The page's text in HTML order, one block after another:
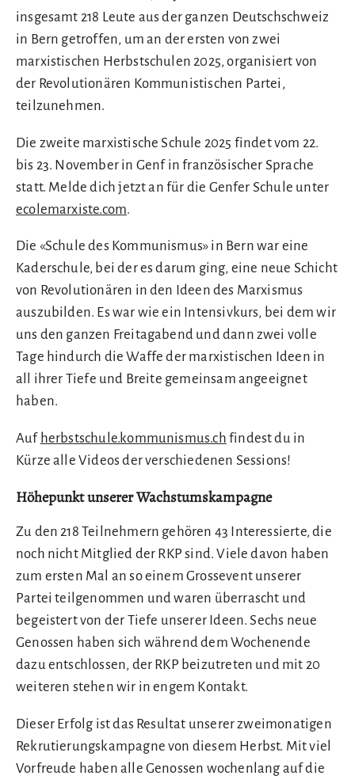
insgesamt 218 Leute aus der ganzen Deutschschweiz
in Bern getroffen, um an der ersten von zwei
marxistischen Herbstschulen 2025, organisiert von
der Revolutionären Kommunistischen Partei,
teilzunehmen.
Die zweite marxistische Schule 2025 findet vom 22.
bis 23. November in Genf in französischer Sprache
statt. Melde dich jetzt an für die Genfer Schule unter
ecolemarxiste.com.
Die «Schule des Kommunismus» in Bern war eine
Kaderschule, bei der es darum ging, eine neue Schicht
von Revolutionären in den Ideen des Marxismus
auszubilden. Es war wie ein Intensivkurs, bei dem wir
uns den ganzen Freitagabend und dann zwei volle
Tage hindurch die Waffe der marxistischen Ideen in
all ihrer Tiefe und Breite gemeinsam angeeignet
haben.
Auf herbstschule.kommunismus.ch findest du in
Kürze alle Videos der verschiedenen Sessions!
Höhepunkt unserer Wachstumskampagne
Zu den 218 Teilnehmern gehören 43 Interessierte, die
noch nicht Mitglied der RKP sind. Viele davon haben
zum ersten Mal an so einem Grossevent unserer
Partei teilgenommen und waren überrascht und
begeistert von der Tiefe unserer Ideen. Sechs neue
Genossen haben sich während dem Wochenende
dazu entschlossen, der RKP beizutreten und mit 20
weiteren stehen wir in engem Kontakt.
Dieser Erfolg ist das Resultat unserer zweimonatigen
Rekrutierungskampagne von diesem Herbst. Mit viel
Vorfreude haben alle Genossen wochenlang auf die